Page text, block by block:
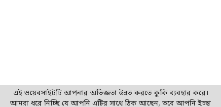
এই ওয়েবসাইটটি আপনার অভিজ্ঞতা উন্নত করতে কুকি ব্যবহার করে।
আমরা ধরে নিচ্ছি যে আপনি এটির সাথে ঠিক আছেন, তবে আপনি ইচ্ছা